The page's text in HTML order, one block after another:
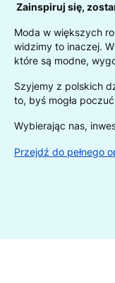
Zainspiruj się,
Moda w większych
widzimy to inaczej.
które są modne,
Szyjemy z polskich
to, byś mogła
Wybierając nas,
Przejdź do pełnego